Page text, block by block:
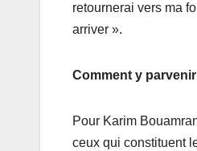
retournerai vers ma
arriver ».
Comment y
Pour Karim
ceux qui constituent